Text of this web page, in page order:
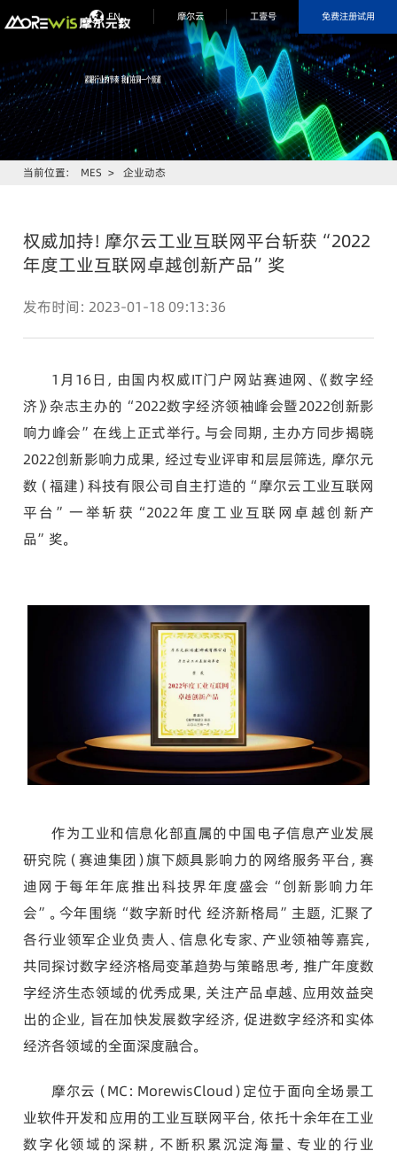
EN 摩尔云 工壹号 免费注册试用
当前位置： MES > 企业动态
权威加持！摩尔云工业互联网平台斩获“2022
年度工业互联网卓越创新产品”奖
发布时间：2023-01-18 09:13:36
1月16日，由国内权威IT门户网站赛迪网、《数字经
济》杂志主办的“2022数字经济领袖峰会暨2022创新影
响力峰会”在线上正式举行。与会同期，主办方同步揭晓
2022创新影响力成果，经过专业评审和层层筛选，摩尔元
数（福建）科技有限公司自主打造的“摩尔云工业互联网
平台”一举斩获“2022年度工业互联网卓越创新产
品”奖。
作为工业和信息化部直属的中国电子信息产业发展
研究院（赛迪集团）旗下颇具影响力的网络服务平台，赛
迪网于每年年底推出科技界年度盛会“创新影响力年
会”。今年围绕“数字新时代 经济新格局”主题，汇聚了
各行业领军企业负责人、信息化专家、产业领袖等嘉宾，
共同探讨数字经济格局变革趋势与策略思考，推广年度数
字经济生态领域的优秀成果，关注产品卓越、应用效益突
出的企业，旨在加快发展数字经济，促进数字经济和实体
经济各领域的全面深度融合。
摩尔云（MC：MorewisCloud）定位于面向全场景工
业软件开发和应用的工业互联网平台，依托十余年在工业
数字化领域的深耕，不断积累沉淀海量、专业的行业